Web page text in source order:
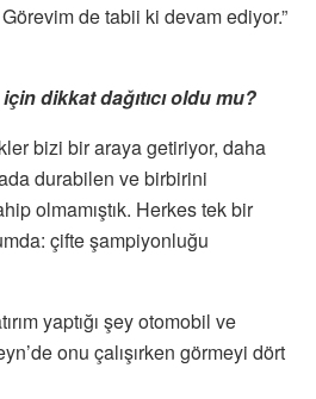
de tabii ki devam ediyor.”
dikkat dağıtıcı oldu mu?
bizi bir araya getiriyor, daha
durabilen ve birbirini
olmamıştık. Herkes tek bir
çifte şampiyonluğu
yaptığı şey otomobil ve
onu çalışırken görmeyi dört